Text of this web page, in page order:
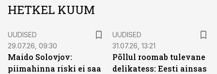
HETKEL KUUM
UUDISED
29.07.26, 09:30
Maido Solovjov:
piimahinna riski ei saa
UUDISED
31.07.26, 13:21
Põllul roomab tulevane
delikatess: Eesti ainsas